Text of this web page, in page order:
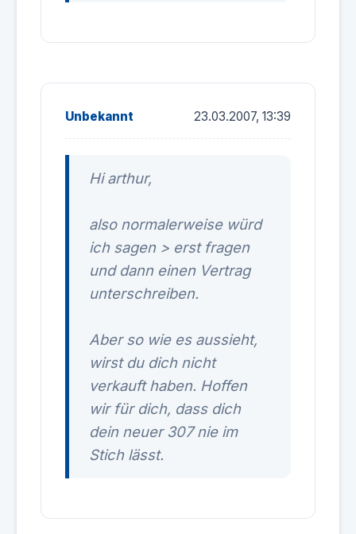
Unbekannt 23.03.2007, 13:39
Hi arthur,
also normalerweise würd
ich sagen > erst fragen
und dann einen Vertrag
unterschreiben.
Aber so wie es aussieht,
wirst du dich nicht
verkauft haben. Hoffen
wir für dich, dass dich
dein neuer 307 nie im
Stich lässt.